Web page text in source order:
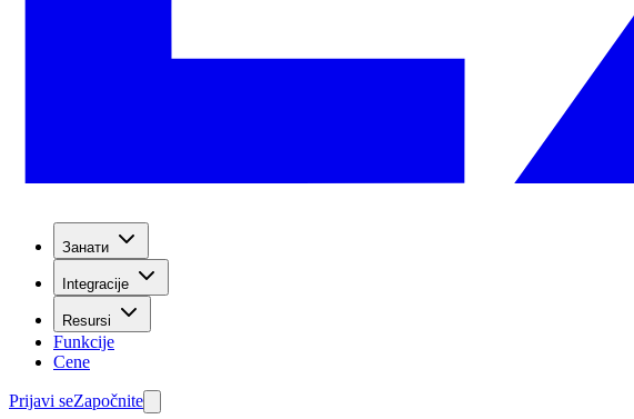
Занати
Integracije
Resursi
Funkcije
Cene
Prijavi seZapočnite